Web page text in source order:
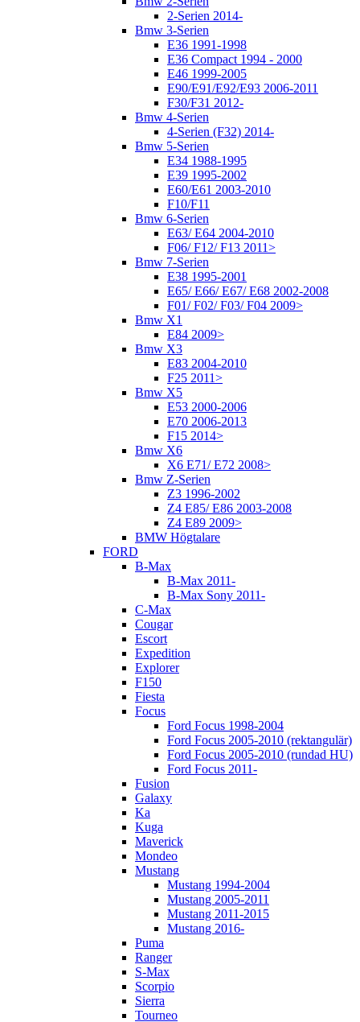
2-Serien 2014-
Bmw 3-Serien
E36 1991-1998
E36 Compact 1994 - 2000
E46 1999-2005
E90/E91/E92/E93 2006-2011
F30/F31 2012-
Bmw 4-Serien
4-Serien (F32) 2014-
Bmw 5-Serien
E34 1988-1995
E39 1995-2002
E60/E61 2003-2010
F10/F11
Bmw 6-Serien
E63/ E64 2004-2010
F06/ F12/ F13 2011>
Bmw 7-Serien
E38 1995-2001
E65/ E66/ E67/ E68 2002-2008
F01/ F02/ F03/ F04 2009>
Bmw X1
E84 2009>
Bmw X3
E83 2004-2010
F25 2011>
Bmw X5
E53 2000-2006
E70 2006-2013
F15 2014>
Bmw X6
X6 E71/ E72 2008>
Bmw Z-Serien
Z3 1996-2002
Z4 E85/ E86 2003-2008
Z4 E89 2009>
BMW Högtalare
FORD
B-Max
B-Max 2011-
B-Max Sony 2011-
C-Max
Cougar
Escort
Expedition
Explorer
F150
Fiesta
Focus
Ford Focus 1998-2004
Ford Focus 2005-2010 (rektangulär)
Ford Focus 2005-2010 (rundad HU)
Ford Focus 2011-
Fusion
Galaxy
Ka
Kuga
Maverick
Mondeo
Mustang
Mustang 1994-2004
Mustang 2005-2011
Mustang 2011-2015
Mustang 2016-
Puma
Ranger
S-Max
Scorpio
Sierra
Tourneo